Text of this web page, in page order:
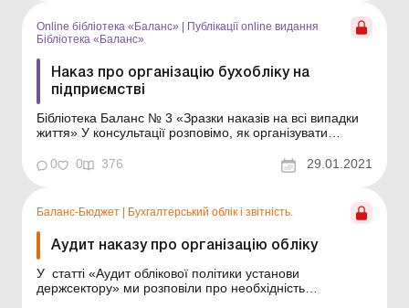
Online бібліотека «Баланс»
Публікації online видання
Бібліотека «Баланс»
Наказ про організацію бухобліку на
підприємстві
Бібліотека Баланс № 3 «Зразки наказів на всі випадки
життя» У консультації розповімо, як організувати
звернути увагу при складанні відповідного наказу.
0 0 376 29.01.2021
Баланс-Бюджет | Бухгалтерський облік і звітність.
Аудит наказу про організацію обліку
У статті «Аудит облікової політики установи
держсектору» ми розповіли про необхідність